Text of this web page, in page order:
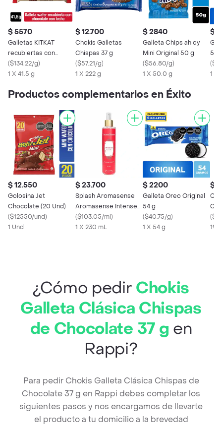
$ 5570
Galletas KITKAT
recubiertas con
chocolate con leche x
41,5g
($134.22/g)
1 X 41.5 g
$ 12.700
Chokis Galletas
Chispas 37 g
($57.21/g)
1 X 222 g
$ 2840
Galleta Chips ah oy
Mini Original 50 g
($56.80/g)
1 X 50.0 g
$
54
(
1 X
Productos complementarios en Éxito
$ 12.550
Golosina Jet
Chocolate (20 Und)
($12550/und)
1 Und
$ 23.700
Splash Aromasense
Aromasense Intense
Love (230 Ml)
($103.05/ml)
1 X 230 mL
$ 2200
Galleta Oreo Original
54 g
($40.75/g)
1 X 54 g
$
(
19 g
¿Cómo pedir Chokis
Galleta Clásica Chispas
de Chocolate 37 g en
Rappi?
Para pedir Chokis Galleta Clásica Chispas de
Chocolate 37 g en Rappi debes completar los
siguientes pasos y nos encargamos de llevarte
el producto a tu domicilio a la brevedad